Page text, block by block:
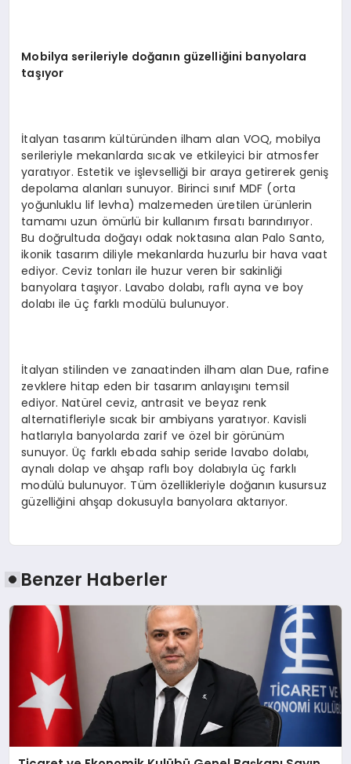
Mobilya serileriyle doğanın güzelliğini banyolara
taşıyor
İtalyan tasarım kültüründen ilham alan VOQ, mobilya
serileriyle mekanlarda sıcak ve etkileyici bir atmosfer
yaratıyor. Estetik ve işlevselliği bir araya getirerek geniş
depolama alanları sunuyor. Birinci sınıf MDF (orta
yoğunluklu lif levha) malzemeden üretilen ürünlerin
tamamı uzun ömürlü bir kullanım fırsatı barındırıyor.
Bu doğrultuda doğayı odak noktasına alan Palo Santo,
ikonik tasarım diliyle mekanlarda huzurlu bir hava vaat
ediyor. Ceviz tonları ile huzur veren bir sakinliği
banyolara taşıyor. Lavabo dolabı, raflı ayna ve boy
dolabı ile üç farklı modülü bulunuyor.
İtalyan stilinden ve zanaatinden ilham alan Due, rafine
zevklere hitap eden bir tasarım anlayışını temsil
ediyor. Natürel ceviz, antrasit ve beyaz renk
alternatifleriyle sıcak bir ambiyans yaratıyor. Kavisli
hatlarıyla banyolarda zarif ve özel bir görünüm
sunuyor. Üç farklı ebada sahip seride lavabo dolabı,
aynalı dolap ve ahşap raflı boy dolabıyla üç farklı
modülü bulunuyor. Tüm özellikleriyle doğanın kusursuz
güzelliğini ahşap dokusuyla banyolara aktarıyor.
Benzer Haberler